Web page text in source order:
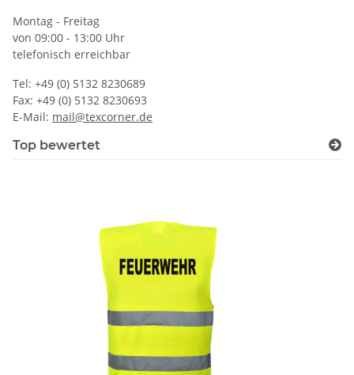
Montag - Freitag
von 09:00 - 13:00 Uhr
telefonisch erreichbar
Tel: +49 (0) 5132 8230689
Fax: +49 (0) 5132 8230693
E-Mail: mail@texcorner.de
Top bewertet